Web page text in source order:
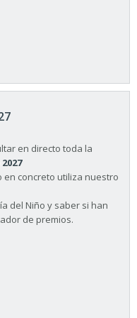
en directo toda la
en concreto utiliza nuestro
del Niño y saber si han
de premios.